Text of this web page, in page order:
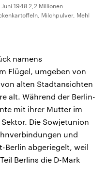
1948 2,2 Millionen
Milchpulver, Mehl
namens
Flügel, umgeben von
alten Stadtansichten
alt. Während der Berlin-
mit ihrer Mutter im
Die Sowjetunion
und
Berlin abgeriegelt, weil
Berlins die D-Mark